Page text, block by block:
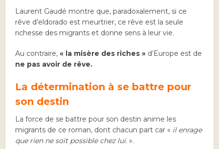
Laurent Gaudé montre que, paradoxalement, si ce
rêve d’eldorado est meurtrier, ce rêve est la seule
richesse des migrants et donne sens à leur vie.
Au contraire,« la misère des riches » d’Europe est de
ne pas avoir de rêve.
La détermination à se battre pour
son destin
La force de se battre pour son destin anime les
migrants de ce roman, dont chacun part car « il enrage
que rien ne soit possible chez lui.».